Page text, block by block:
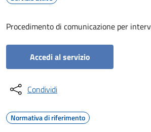
Procedimento di comunicazione per
Accedi al servizio
Condividi
Normativa di riferimento